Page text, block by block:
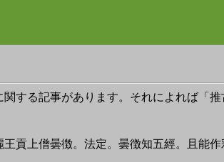
する記事があります。それによれば「
王貢上僧曇徴。法定。曇徴知五經。且能